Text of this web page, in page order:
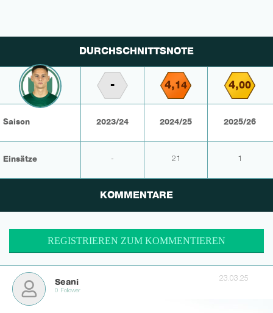
DURCHSCHNITTSNOTE
- 4,14 4,00
Saison 2023/24 2024/25 2025/26
Einsätze - 21 1
KOMMENTARE
REGISTRIEREN ZUM KOMMENTIEREN
Seani
0 Follower
23.03.25